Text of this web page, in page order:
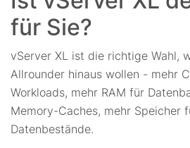
für Sie?
vServer XL ist die richtige Wahl,
Allrounder hinaus wollen - mehr
Workloads, mehr RAM für
Memory-Caches, mehr Speicher
Datenbestände.